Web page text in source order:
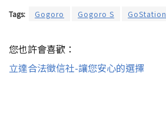
Tags: Gogoro Gogoro S GoStation
您也許會喜歡：
立達合法徵信社-讓您安心的選擇